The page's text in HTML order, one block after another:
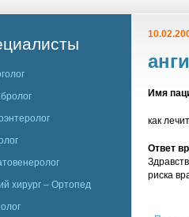
хирург – Ортопед
Имя
как
Ответ
риска